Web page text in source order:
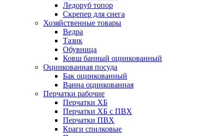
Ледоруб топор
Скрепер для снега
Хозяйственные товары
Ведра
Тазик
Обувница
Ковш банный оцинкованный
Оцинкованная посуда
Бак оцинкованный
Ванна оцинкованная
Перчатки рабочие
Перчатки ХБ
Перчатки ХБ с ПВХ
Перчатки ПВХ
Краги спилковые